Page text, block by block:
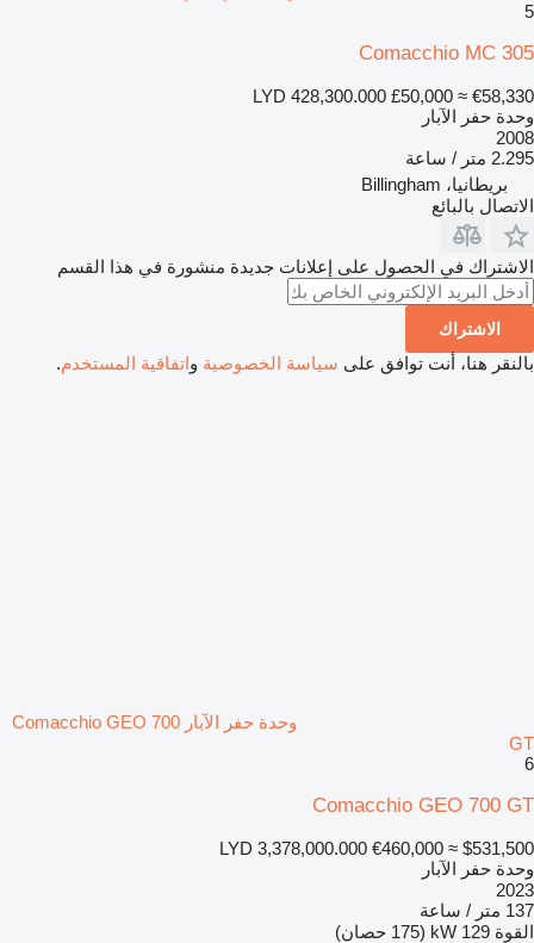
5
Comacchio MC 305
LYD 428,300.000 £50,000 ≈ €58,330
وحدة حفر الآبار
2008
2.295 متر / ساعة
بريطانيا، Billingham
الاتصال بالبائع
الاشتراك في الحصول على إعلانات جديدة منشورة في هذا القسم
الاشتراك
بالنقر هنا، أنت توافق على سياسة الخصوصية واتفاقية المستخدم.
وحدة حفر الآبار Comacchio GEO 700
GT
6
Comacchio GEO 700 GT
LYD 3,378,000.000 €460,000 ≈ $531,500
وحدة حفر الآبار
2023
137 متر / ساعة
القوة 129 kW (175 حصان)